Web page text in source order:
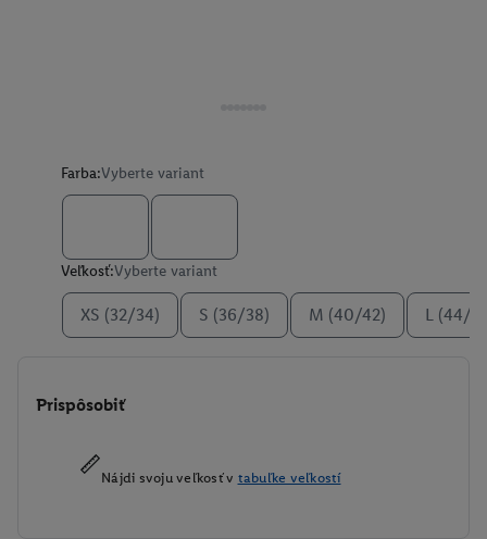
Farba:Vyberte variant
Veľkosť:Vyberte variant
XS (32/34) S (36/38) M (40/42) L (44/
Prispôsobiť
Nájdi svoju veľkosť v tabuľke veľkostí